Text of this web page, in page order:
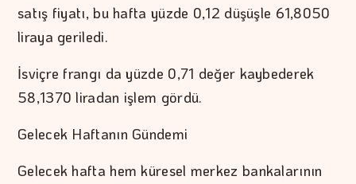
satış fiyatı, bu hafta yüzde 0,12 düşüşle 61,8050
liraya geriledi.
İsviçre frangı da yüzde 0,71 değer kaybederek
58,1370 liradan işlem gördü.
Gelecek Haftanın Gündemi
Gelecek hafta hem küresel merkez bankalarının